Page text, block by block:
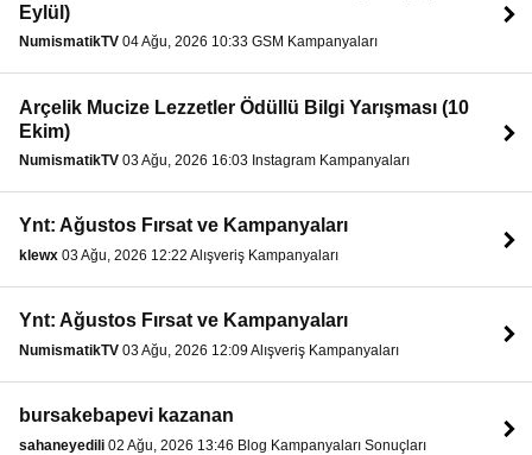
Eylül)
NumismatikTV 04 Ağu, 2026 10:33 GSM Kampanyaları
Arçelik Mucize Lezzetler Ödüllü Bilgi Yarışması (10
Ekim)
NumismatikTV 03 Ağu, 2026 16:03 Instagram Kampanyaları
Ynt: Ağustos Fırsat ve Kampanyaları
klewx 03 Ağu, 2026 12:22 Alışveriş Kampanyaları
Ynt: Ağustos Fırsat ve Kampanyaları
NumismatikTV 03 Ağu, 2026 12:09 Alışveriş Kampanyaları
bursakebapevi kazanan
sahaneyedili 02 Ağu, 2026 13:46 Blog Kampanyaları Sonuçları